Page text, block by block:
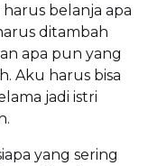
belanja apa
ditambah
apa pun yang
Aku harus bisa
jadi istri
yang sering